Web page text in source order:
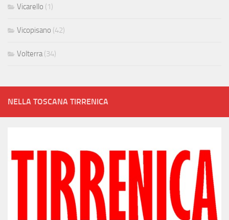
Vicarello (1)
Vicopisano (42)
Volterra (34)
NELLA TOSCANA TIRRENICA